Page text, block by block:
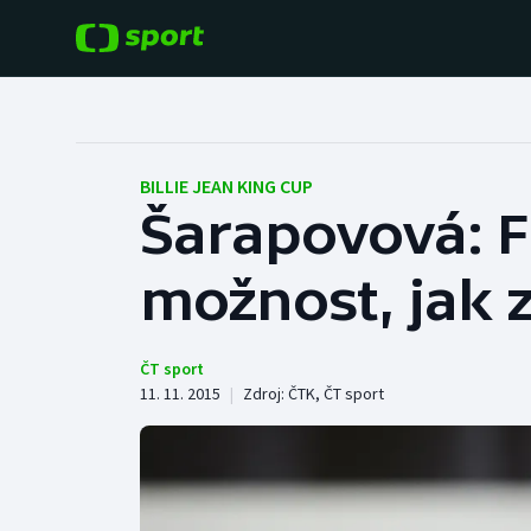
Hokej
Tenis
Cyklistika
Baseball a softbal
Basketbal
Boby a skeleton
Box
BILLIE JEAN KING CUP
Šarapovová:
možnost, jak
ČT sport
11. 11. 2015 | Zdroj: ČTK, ČT sport